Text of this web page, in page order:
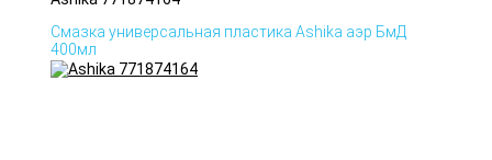
Смазка универсальная пластика Ashika аэр БмД
400мл